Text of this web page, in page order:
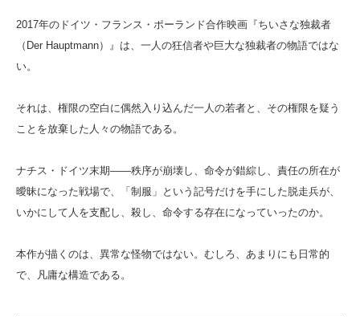
2017年のドイツ・フランス・ポーランド合作映画『ちいさな独裁者
（Der Hauptmann）』は、一人の狂信者や巨大な独裁者の物語ではな
い。
それは、権限の空白に偶然入り込んだ一人の若者と、その権限を疑う
ことを放棄した人々の物語である。
ナチス・ドイツ末期――秩序が崩壊し、命令が錯綜し、責任の所在が
曖昧になった戦場で、「制服」という記号だけを手にした脱走兵が、
いかにして人を支配し、殺し、命令する存在になっていったのか。
本作が描くのは、異常な怪物ではない。むしろ、あまりにも日常的
で、凡庸な構造である。